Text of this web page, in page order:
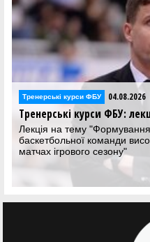
Тренерські курси ФБУ 04.08.2026
Тренерські курси ФБУ:
Лекція на тему
баскетбольної команди
матчах ігрового сезону"